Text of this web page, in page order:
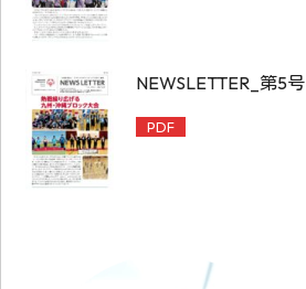
NEWSLETTER_第5号
PDF